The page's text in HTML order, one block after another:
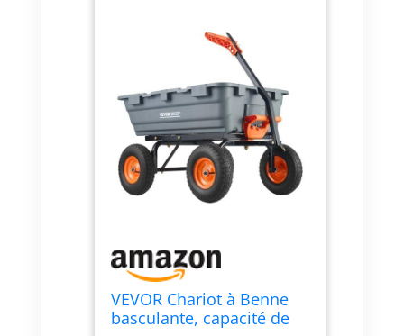
vergers et fermes aux entrepôts,
accomplissant efficacement les
VEVOR Chariot à Benne
basculante, capacité de